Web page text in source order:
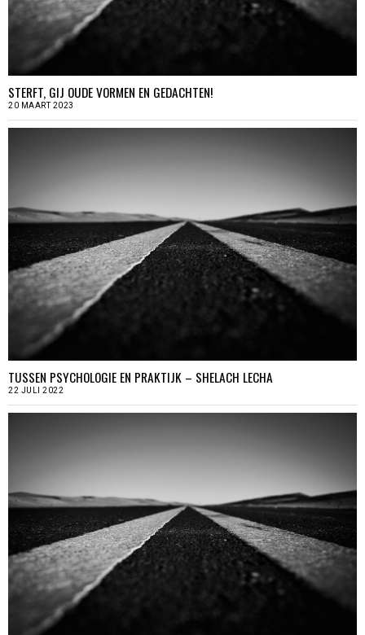
STERFT, GIJ OUDE VORMEN EN GEDACHTEN!
20 MAART 2023
TUSSEN PSYCHOLOGIE EN PRAKTIJK – SHELACH LECHA
22 JULI 2022